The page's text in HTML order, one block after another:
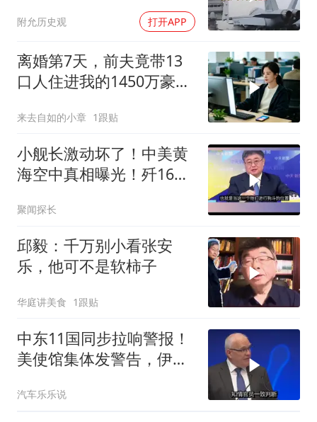
附允历史观 打开APP
离婚第7天，前夫竟带13
口人住进我的1450万豪
来去自如的小章 1跟贴
小舰长激动坏了！中美黄
海空中真相曝光！歼16狗
对武力！
聚闻探长
邱毅：千万别小看张安
乐，他可不是软柿子
华庭讲美食 1跟贴
中东11国同步拉响警报！
美使馆集体发警告，伊朗
汽车乐乐说